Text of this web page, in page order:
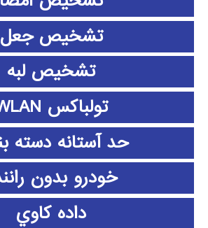
تشخیص جعل
تشخیص لبه
تولباکس WLAN
حد آستانه دسته
خودرو بدون
داده كاوي